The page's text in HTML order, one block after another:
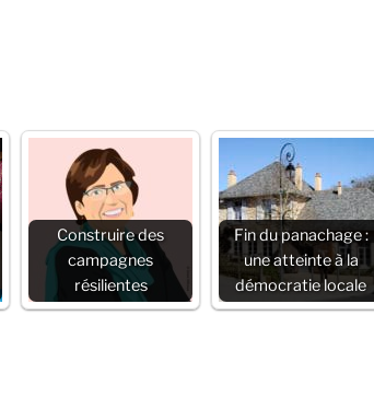
Construire des
campagnes
résilientes
Fin du panachage :
une atteinte à la
démocratie locale